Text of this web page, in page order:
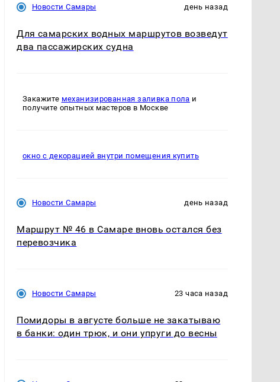
Новости Самары день назад
Для самарских водных маршрутов возведут
два пассажирских судна
Закажите механизированная заливка пола и
получите опытных мастеров в Москве
окно с декорацией внутри помещения купить
Новости Самары день назад
Маршрут № 46 в Самаре вновь остался без
перевозчика
Новости Самары 23 часа назад
Помидоры в августе больше не закатываю
в банки: один трюк, и они упруги до весны